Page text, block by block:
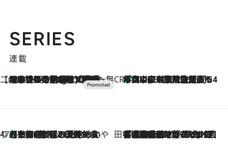
SERIES
連載
【CREA×星野リゾート】唯一無二。癒しと発見が待つ場所へ
10 Hours Ago
【トンボの足水浴】ヒノキの香りに包まれて涼感マックス！約13℃の湧水かけ流しを避暑地「星野温泉 トンボの湯」で体験 CREA'S CHOICE
2026.8.7
「立川にも歌舞伎があるんだよ」 片岡仁左衛門・市川中車ら豪華座組みで4年目の立川立飛歌舞伎へ
47都道府県の手みやげ ひんやりスイーツで夏を満喫
2026.8.7
【京都府】この夏絶対食べたい 冷やしておいしいおやつ3選 ひと口目から心を掴む新緑のテリーヌ 田中稲の勝手に再ブーム
2026.8.7
「湘南乃風に憧れて」観客大盛上がりの“タオル回し”に、ラッパー顔負けの高速歌唱まで…さだまさし（74）のアグレッシブすぎる現在地